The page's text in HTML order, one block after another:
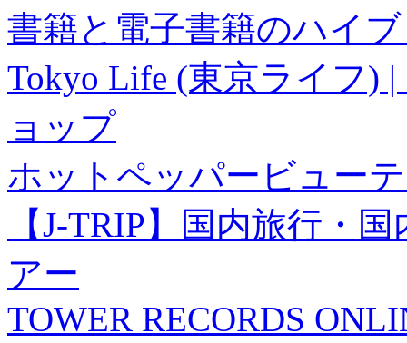
書籍と電子書籍のハイ
Tokyo Life (東京ライフ)
ョップ
ホットペッパービュー
【J-TRIP】国内旅行・
アー
TOWER RECORDS